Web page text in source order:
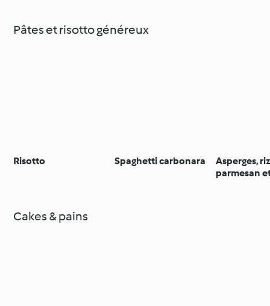
Pâtes et risotto généreux
Risotto Spaghetti carbonara
Asperges,
parmesan
Cakes & pains